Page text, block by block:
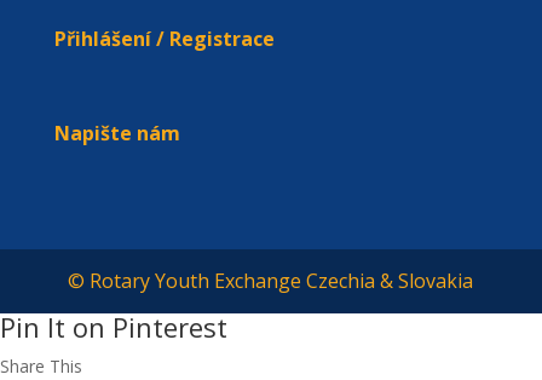
Přihlášení / Registrace
Napište nám
© Rotary Youth Exchange Czechia & Slovakia
Pin It on Pinterest
Share This